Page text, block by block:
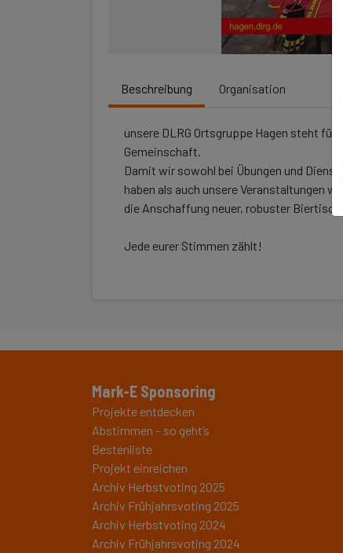
Beschreibung Organisation
unsere DLRG Ortsgruppe Hagen steht
Gemeinschaft.
Damit wir sowohl bei Übungen und
haben als auch unsere Veranstaltungen
die Anschaffung neuer, robuster
Jede eurer Stimmen zählt!
Mark-E Sponsoring
Projekte entdecken
Abstimmen – so geht’s
Bestenliste
Projekt einreichen
Archiv Herbstvoting 2025
Archiv Frühjahrsvoting 2025
Archiv Herbstvoting 2024
Archiv Frühjahrsvoting 2024